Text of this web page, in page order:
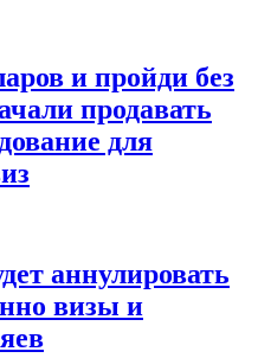
и пройди без
продавать
для
аннулировать
визы и